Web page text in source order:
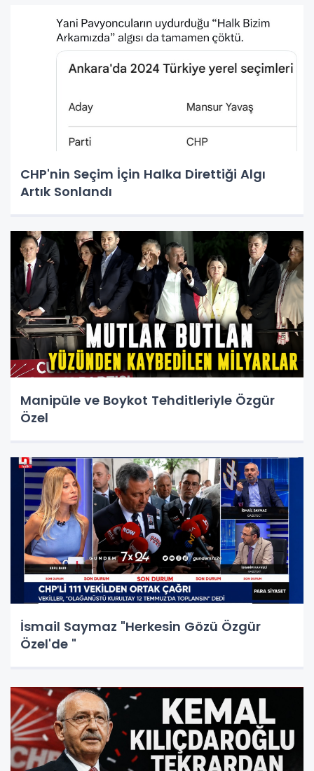
CHP'nin Seçim İçin Halka Direttiği Algı
Artık Sonlandı
Manipüle ve Boykot Tehditleriyle Özgür
Özel
İsmail Saymaz "Herkesin Gözü Özgür
Özel'de "